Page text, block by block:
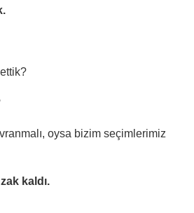
oysa bizim seçimlerimiz
kaldı.